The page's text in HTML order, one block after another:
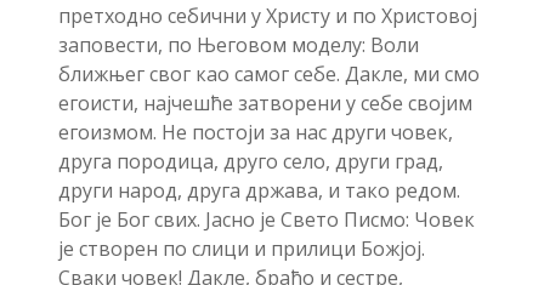
претходно себични у Христу и по Христовој
заповести, по Његовом моделу: Воли
ближњег свог као самог себе. Дакле, ми смо
егоисти, најчешће затворени у себе својим
егоизмом. Не постоји за нас други човек,
друга породица, друго село, други град,
други народ, друга држава, и тако редом.
Бог је Бог свих. Јасно је Свето Писмо: Човек
је створен по слици и прилици Божјој.
Сваки човек! Дакле, браћо и сестре,